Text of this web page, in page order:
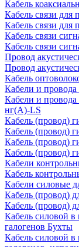
Кабель
Кабель связи для
Кабель связи для
Кабель связи
Кабель связи
Провод
Провод
Кабель
Кабели и провода
Кабели и провода
нг(А)-LS
Кабель (провод)
Кабель (провод)
Кабель (провод)
Кабель (провод)
Кабели
Кабель
Кабели силовые
Кабель (провод)
Кабель (провод)
Кабель силовой
галогенов Бухты
Кабель силовой